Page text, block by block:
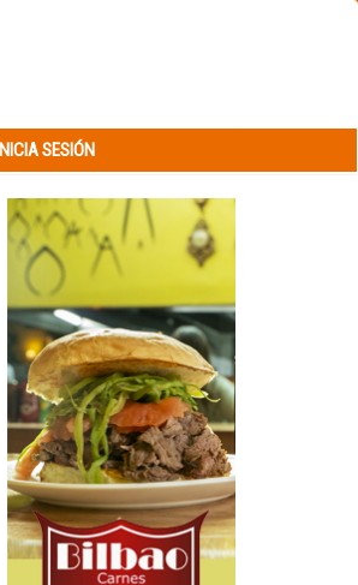
INICIA SESIÓN